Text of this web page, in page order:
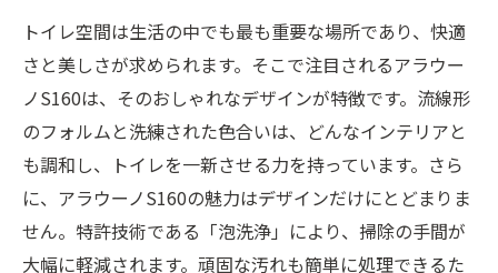
トイレ空間は生活の中でも最も重要な場所であり、快適
さと美しさが求められます。そこで注目されるアラウー
ノS160は、そのおしゃれなデザインが特徴です。流線形
のフォルムと洗練された色合いは、どんなインテリアと
も調和し、トイレを一新させる力を持っています。さら
に、アラウーノS160の魅力はデザインだけにとどまりま
せん。特許技術である「泡洗浄」により、掃除の手間が
大幅に軽減されます。頑固な汚れも簡単に処理できるた